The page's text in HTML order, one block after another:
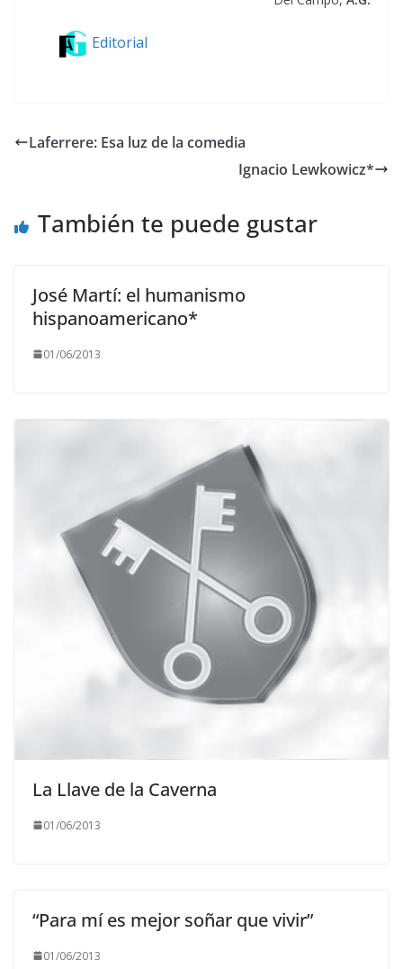
Editorial
Laferrere: Esa luz de la comedia
Ignacio Lewkowicz*
También te puede gustar
José Martí: el humanismo
hispanoamericano*
01/06/2013
La Llave de la Caverna
01/06/2013
“Para mí es mejor soñar que vivir”
01/06/2013